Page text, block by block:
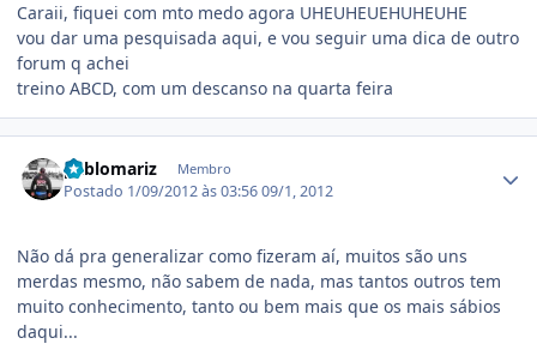
Caraii, fiquei com mto medo agora UHEUHEUEHUHEUHE
vou dar uma pesquisada aqui, e vou seguir uma dica de outro
forum q achei
treino ABCD, com um descanso na quarta feira
pablomariz Membro
Postado 1/09/2012 às 03:5609/1, 2012
Não dá pra generalizar como fizeram aí, muitos são uns
merdas mesmo, não sabem de nada, mas tantos outros tem
muito conhecimento, tanto ou bem mais que os mais sábios
daqui...